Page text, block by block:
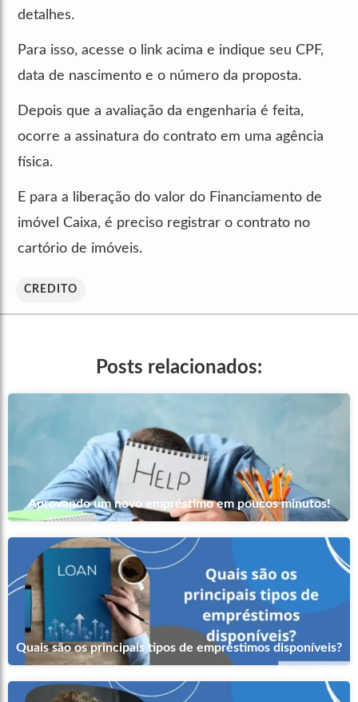
detalhes.
Para isso, acesse o link acima e indique seu CPF,
data de nascimento e o número da proposta.
Depois que a avaliação da engenharia é feita,
ocorre a assinatura do contrato em uma agência
física.
E para a liberação do valor do Financiamento de
imóvel Caixa, é preciso registrar o contrato no
cartório de imóveis.
CREDITO
Posts relacionados:
Aprovando um novo empréstimo em poucos minutos!
Quais são os principais tipos de empréstimos disponíveis?